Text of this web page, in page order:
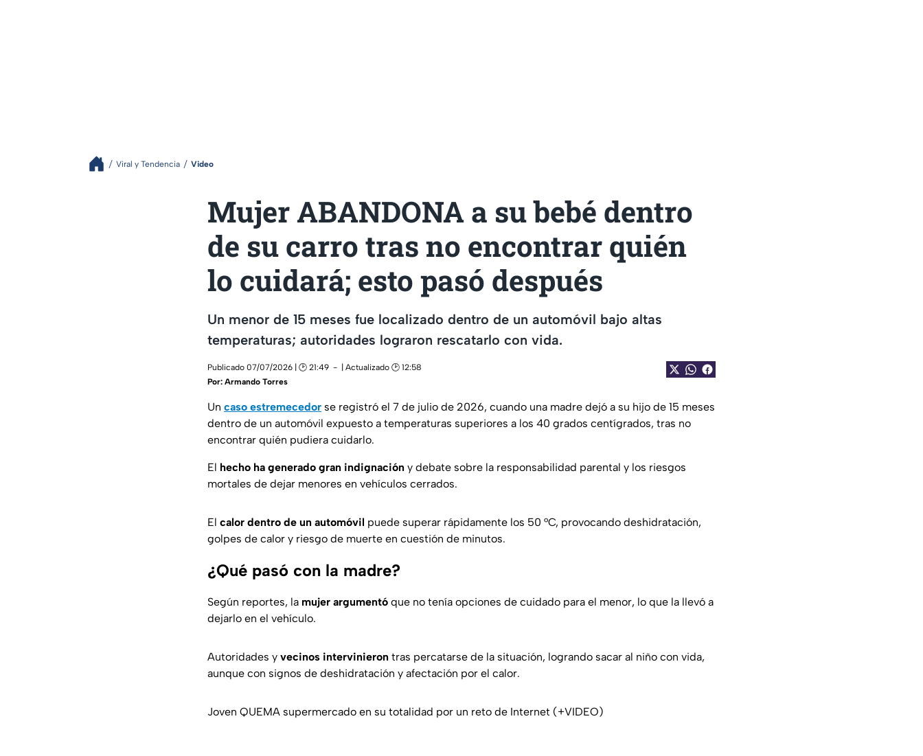
Viral y Tendencia Video
Mujer ABANDONA a su bebé dentro
de su carro tras no encontrar quién
lo cuidará; esto pasó después
Un menor de 15 meses fue localizado dentro de un automóvil bajo altas
temperaturas; autoridades lograron rescatarlo con vida.
Publicado 07/07/2026 | 🕑 21:49
| Actualizado 🕑 12:58
Por: Armando Torres
Un caso estremecedor se registró el 7 de julio de 2026, cuando una madre dejó a su hijo de 15 meses
dentro de un automóvil expuesto a temperaturas superiores a los 40 grados centígrados, tras no
encontrar quién pudiera cuidarlo.
El hecho ha generado gran indignación y debate sobre la responsabilidad parental y los riesgos
mortales de dejar menores en vehículos cerrados.
El calor dentro de un automóvil puede superar rápidamente los 50 °C, provocando deshidratación,
golpes de calor y riesgo de muerte en cuestión de minutos.
¿Qué pasó con la madre?
Según reportes, la mujer argumentó que no tenía opciones de cuidado para el menor, lo que la llevó a
dejarlo en el vehículo.
Autoridades y vecinos intervinieron tras percatarse de la situación, logrando sacar al niño con vida,
aunque con signos de deshidratación y afectación por el calor.
Joven QUEMA supermercado en su totalidad por un reto de Internet (+VIDEO)